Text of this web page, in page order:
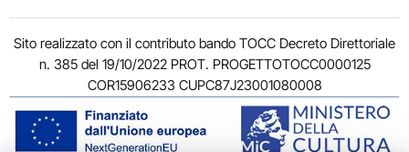
Sito realizzato con il contributo bando TOCC Decreto Direttoriale
n. 385 del 19/10/2022 PROT. PROGETTOTOCC0000125
COR15906233 CUPC87J23001080008